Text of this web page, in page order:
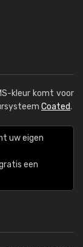
kleur komt voor
Coated.
uw eigen
een